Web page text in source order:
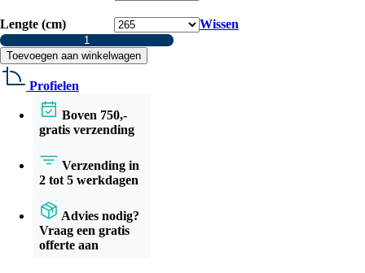
Lengte (cm)
Wissen
Linerio
startprofiel
M
2650x42x12
aantal
Toevoegen aan winkelwagen
Profielen
Boven 750,-
gratis verzending
Verzending in
2 tot 5 werkdagen
Advies nodig?
Vraag een gratis
offerte aan